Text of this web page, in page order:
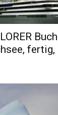
fertig,